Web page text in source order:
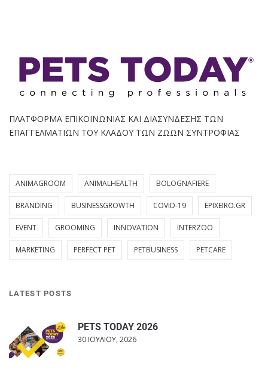
ΠΛΑΤΦΟΡΜΑ ΕΠΙΚΟΙΝΩΝΙΑΣ ΚΑΙ ΔΙΑΣΥΝΔΕΣΗΣ ΤΩΝ
ΕΠΑΓΓΕΛΜΑΤΙΩΝ ΤΟΥ ΚΛΑΔΟΥ ΤΩΝ ΖΩΩΝ ΣΥΝΤΡΟΦΙΑΣ
ANIMAGROOM ANIMALHEALTH BOLOGNAFIERE
BRANDING BUSINESSGROWTH COVID-19 EPIXEIRO.GR
EVENT GROOMING INNOVATION INTERZOO
MARKETING PERFECT PET PETBUSINESS PETCARE
LATEST POSTS
PETS TODAY 2026
30 ΙΟΥΛΊΟΥ, 2026